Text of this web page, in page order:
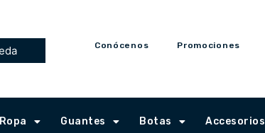
Conócenos Promociones
Ropa Guantes Botas Accesorios